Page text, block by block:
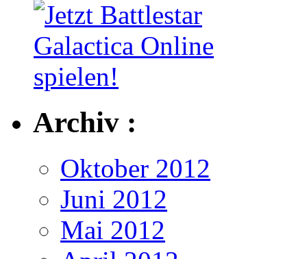
Archiv :
Oktober 2012
Juni 2012
Mai 2012